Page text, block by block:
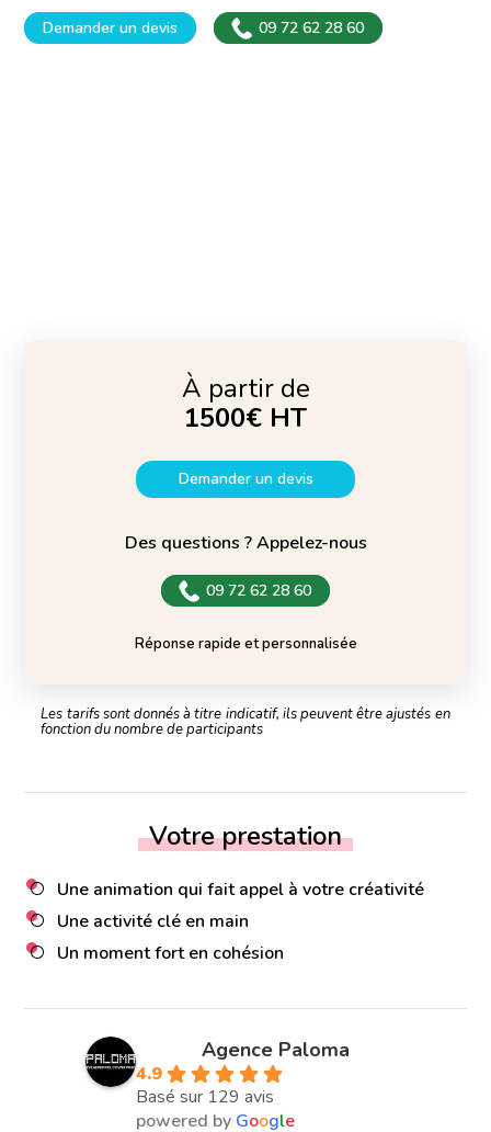
Demander un devis 09 72 62 28 60
À partir de
1500€ HT
Demander un devis
Des questions ? Appelez-nous
09 72 62 28 60
Réponse rapide et personnalisée
Les tarifs sont donnés à titre indicatif, ils peuvent être ajustés en
fonction du nombre de participants
Votre prestation
Une animation qui fait appel à votre créativité
Une activité clé en main
Un moment fort en cohésion
Agence Paloma
4.9
Basé sur 129 avis
powered by Google